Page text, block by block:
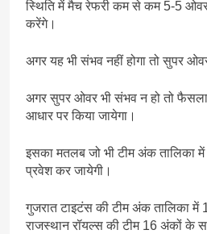
स्थिति में मैच रेफरी कम से कम 5-5
करेंगे।
अगर यह भी संभव नहीं होगा तो सुपर
अगर सुपर ओवर भी संभव न हो तो
आधार पर किया जायेगा।
इसका मतलब जो भी टीम अंक तालिका में
प्रवेश कर जायेगी।
गुजरात टाइटंस की टीम अंक तालिका
राजस्थान रॉयल्स की टीम 16 अंकों के